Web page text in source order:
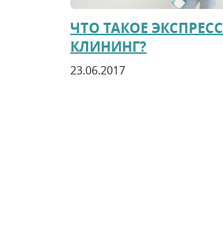
ЧТО ТАКОЕ ЭКСПРЕСС
КЛИНИНГ?
23.06.2017